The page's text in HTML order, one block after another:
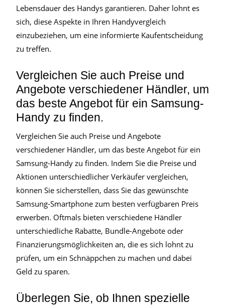
Lebensdauer des Handys garantieren. Daher lohnt es
sich, diese Aspekte in Ihren Handyvergleich
einzubeziehen, um eine informierte Kaufentscheidung
zu treffen.
Vergleichen Sie auch Preise und
Angebote verschiedener Händler, um
das beste Angebot für ein Samsung-
Handy zu finden.
Vergleichen Sie auch Preise und Angebote
verschiedener Händler, um das beste Angebot für ein
Samsung-Handy zu finden. Indem Sie die Preise und
Aktionen unterschiedlicher Verkäufer vergleichen,
können Sie sicherstellen, dass Sie das gewünschte
Samsung-Smartphone zum besten verfügbaren Preis
erwerben. Oftmals bieten verschiedene Händler
unterschiedliche Rabatte, Bundle-Angebote oder
Finanzierungsmöglichkeiten an, die es sich lohnt zu
prüfen, um ein Schnäppchen zu machen und dabei
Geld zu sparen.
Überlegen Sie, ob Ihnen spezielle